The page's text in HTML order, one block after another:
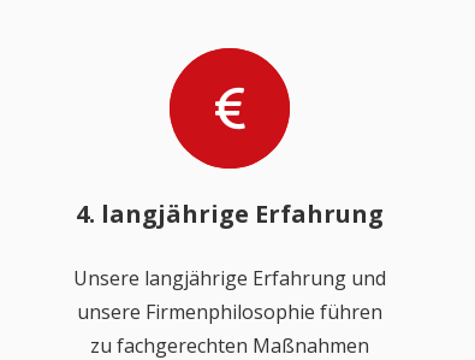
4. langjährige Erfahrung
Unsere langjährige Erfahrung und
unsere Firmenphilosophie führen
zu fachgerechten Maßnahmen